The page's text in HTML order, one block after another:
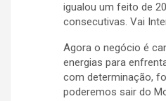
igualou um feito de
consecutivas. Vai
Agora o negócio é
energias para
com determinação,
poderemos sair do